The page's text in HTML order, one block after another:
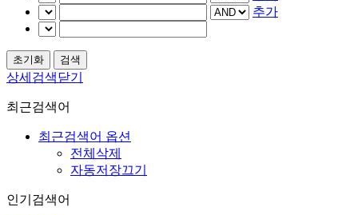
추가
상세검색닫기
최근검색어
최근검색어 옵션
전체삭제
자동저장끄기
인기검색어